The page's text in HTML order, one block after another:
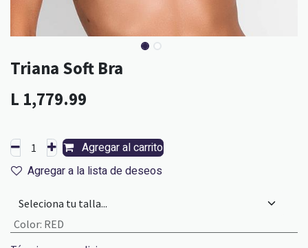
Triana Soft Bra
L 1,779.99
Agregar al carrito
Agregar a la lista de deseos
Color: RED